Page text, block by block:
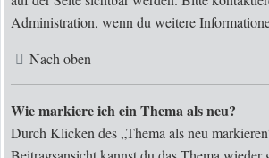
Administration, wenn du weitere
Nach oben
Wie markiere ich ein Thema als neu?
Durch Klicken des „Thema als neu